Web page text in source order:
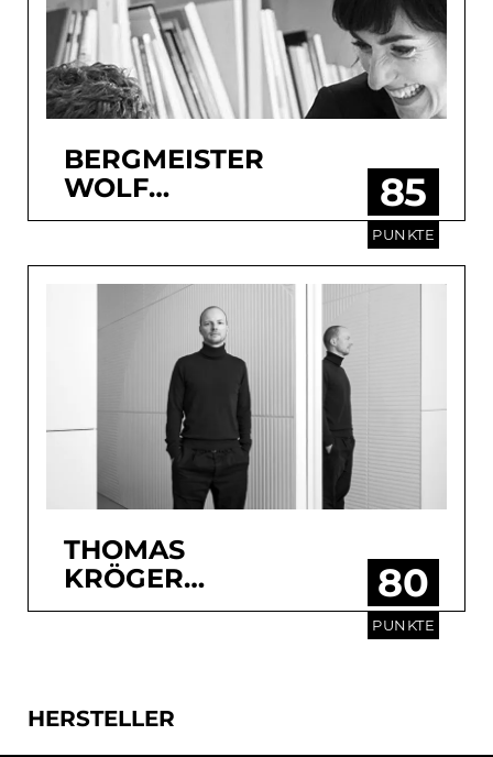
BERGMEISTER
WOLF
ARCHITEKTEN
85
PUNKTE
THOMAS
KRÖGER
ARCHITEKTEN
80
PUNKTE
HERSTELLER